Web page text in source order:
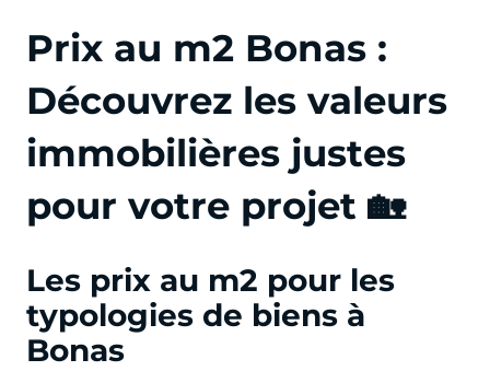
Prix au m2 Bonas :
Découvrez les valeurs
immobilières justes
pour votre projet 🏡
Les prix au m2 pour les
typologies de biens à
Bonas